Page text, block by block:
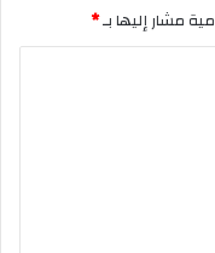
مشار إليها بـ*